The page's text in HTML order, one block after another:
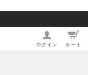
ログイン カート